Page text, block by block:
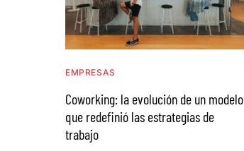
EMPRESAS
Coworking: la evolución de un modelo
que redefinió las estrategias de
trabajo